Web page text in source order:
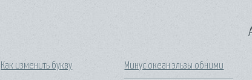
Как изменить букву
Минус океан эльзы обними